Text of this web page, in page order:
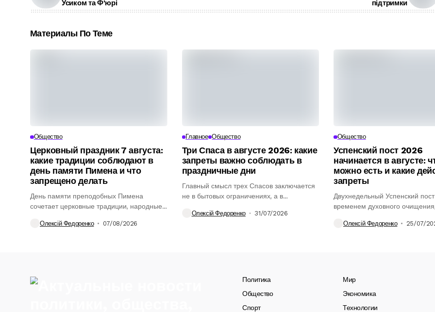
Усиком та Ф'юрі
підтримки
Материалы По Теме
Общество
Церковный праздник 7 августа:
какие традиции соблюдают в
день памяти Пимена и что
запрещено делать
День памяти преподобных Пимена
сочетает церковные традиции, народные
Олексій Федоренко 07/08/2026
Главное Общество
Три Спаса в августе 2026: какие
запреты важно соблюдать в
праздничные дни
Главный смысл трех Спасов заключается
не в бытовых ограничениях, а в
Олексій Федоренко 31/07/2026
Общество
Успенский пост 2026
начинается в августе:
можно есть и какие
запреты
Двухнедельный Успенский
временем духовного
Олексій Федоренко 25/07/
Политика
Мир
Общество
Экономика
Спорт
Технологии